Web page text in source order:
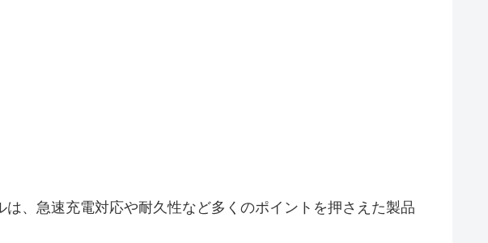
、急速充電対応や耐久性など多くのポイントを押さえた製品